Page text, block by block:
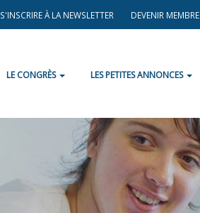
S'INSCRIRE À LA NEWSLETTER DEVENIR MEMBRE
LE CONGRÈS LES PETITES ANNONCES